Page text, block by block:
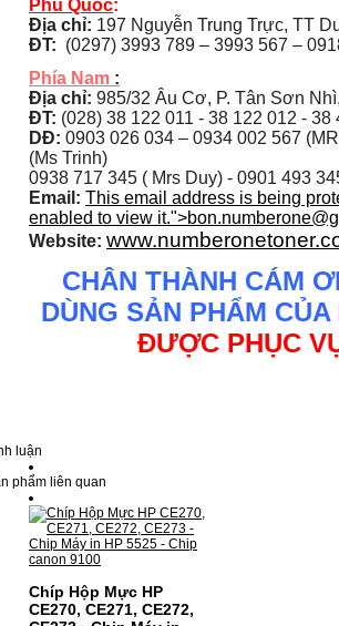
Phú Quốc:
Địa chỉ: 197 Nguyễn Trung Trực, TT
ĐT: (0297) 3993 789 – 3993 567 –
Phía Nam :
Địa chỉ: 985/32 Âu Cơ, P. Tân Sơn
ĐT: (028) 38 122 011 - 38 122 012 - 38
DĐ: 0903 026 034 – 0934 002 567
(Ms Trinh)
0938 717 345 ( Mrs Duy) - 0901 493
Email: This email address is being
enabled to view it.">
Website:
CHÂN THÀNH CÁM
DÙNG SẢN PHẨM CỦA
ĐƯỢC PHỤC
luận
phẩm liên quan
Chíp Hộp Mực HP
CE270, CE271, CE272,